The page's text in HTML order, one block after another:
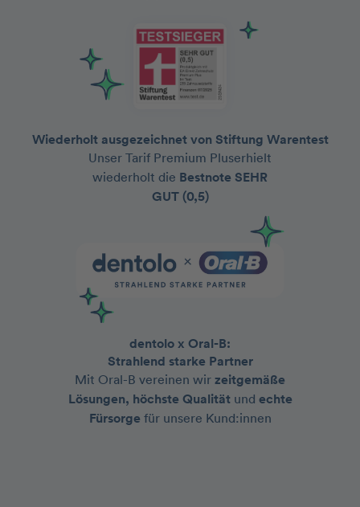
Wiederholt ausgezeichnet von Stiftung Warentest
Unser Tarif Premium Pluserhielt
wiederholt die Bestnote SEHR
GUT (0,5)
dentolo x Oral-B:
Strahlend starke Partner
Mit Oral-B vereinen wir zeitgemäße
Lösungen, höchste Qualitätund echte
Fürsorge für unsere Kund:innen